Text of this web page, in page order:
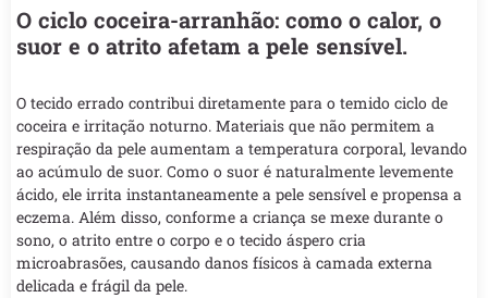
O ciclo coceira-arranhão: como o calor, o
suor e o atrito afetam a pele sensível.
O tecido errado contribui diretamente para o temido ciclo de
coceira e irritação noturno. Materiais que não permitem a
respiração da pele aumentam a temperatura corporal, levando
ao acúmulo de suor. Como o suor é naturalmente levemente
ácido, ele irrita instantaneamente a pele sensível e propensa a
eczema. Além disso, conforme a criança se mexe durante o
sono, o atrito entre o corpo e o tecido áspero cria
microabrasões, causando danos físicos à camada externa
delicada e frágil da pele.